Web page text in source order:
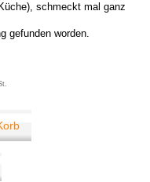
schmeckt mal ganz
gefunden worden.